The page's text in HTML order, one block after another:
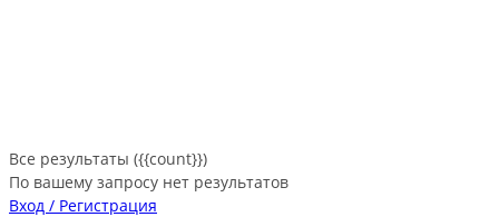
Все результаты ({{count}})
По вашему запросу нет результатов
Вход / Регистрация